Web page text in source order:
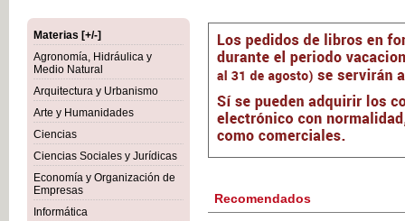
Materias [+/-]
Agronomía, Hidráulica y
Medio Natural
Arquitectura y Urbanismo
Arte y Humanidades
Ciencias
Ciencias Sociales y Jurídicas
Economía y Organización de
Empresas
Informática
Recomendados